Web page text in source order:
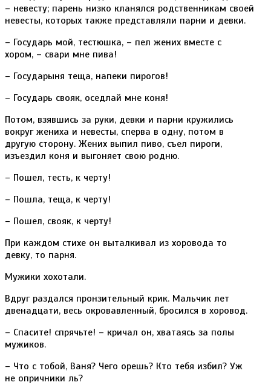
– невесту; парень низко кланялся родственникам своей
невесты, которых также представляли парни и девки.
– Государь мой, тестюшка, – пел жених вместе с
хором, – свари мне пива!
– Государыня теща, напеки пирогов!
– Государь свояк, оседлай мне коня!
Потом, взявшись за руки, девки и парни кружились
вокруг жениха и невесты, сперва в одну, потом в
другую сторону. Жених выпил пиво, съел пироги,
изъездил коня и выгоняет свою родню.
– Пошел, тесть, к черту!
– Пошла, теща, к черту!
– Пошел, свояк, к черту!
При каждом стихе он выталкивал из хоровода то
девку, то парня.
Мужики хохотали.
Вдруг раздался пронзительный крик. Мальчик лет
двенадцати, весь окровавленный, бросился в хоровод.
– Спасите! спрячьте! – кричал он, хватаясь за полы
мужиков.
– Что с тобой, Ваня? Чего орешь? Кто тебя избил? Уж
не опричники ль?